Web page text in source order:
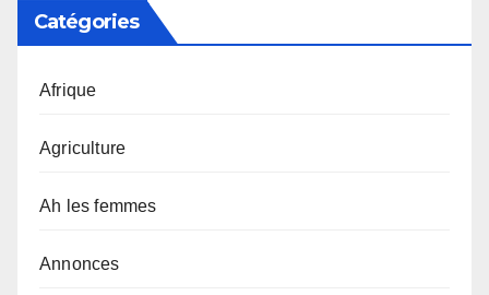
Catégories
Afrique
Agriculture
Ah les femmes
Annonces